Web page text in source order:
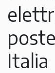
Italia